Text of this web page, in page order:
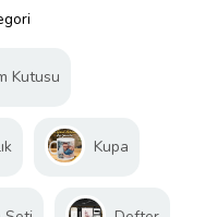
Kutusu
Kupa